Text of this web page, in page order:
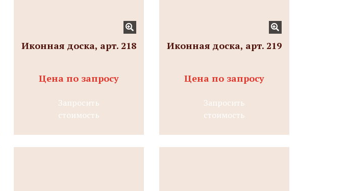
Иконная доска, арт. 218
Цена по запросу
Запросить
стоимость
Иконная доска, арт. 219
Цена по запросу
Запросить
стоимость